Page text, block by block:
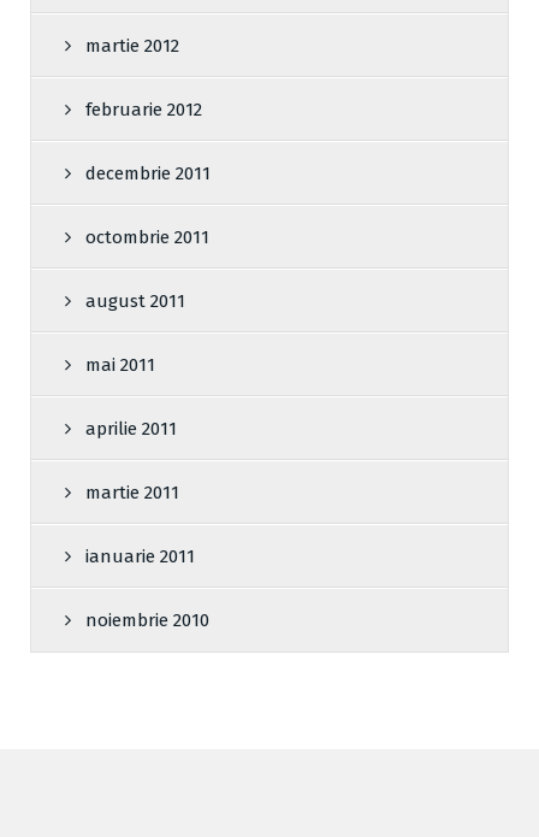
martie 2012
februarie 2012
decembrie 2011
octombrie 2011
august 2011
mai 2011
aprilie 2011
martie 2011
ianuarie 2011
noiembrie 2010